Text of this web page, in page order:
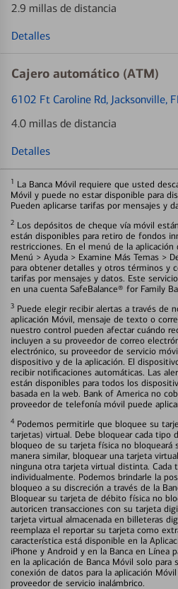
2.9 millas de distancia
Detalles
Cajero automático (ATM)
6102 Ft Caroline Rd, Jacksonville,
4.0 millas de distancia
Detalles
1 La Banca Móvil requiere que usted
Móvil y puede no estar disponible para
Pueden aplicarse tarifas por mensajes y
2 Los depósitos de cheque vía móvil
están disponibles para retiro de fondos
restricciones. En el menú de la aplicación
Menú > Ayuda > Examine Más Temas >
para obtener detalles y otros términos y
tarifas por mensajes y datos. Este
en una cuenta SafeBalance® for Family
3 Puede elegir recibir alertas a través de
aplicación Móvil, mensaje de texto o
nuestro control pueden afectar cuándo
incluyen a su proveedor de correo
electrónico, su proveedor de servicio
dispositivo y de la aplicación. El
recibir notificaciones automáticas. Las
están disponibles para todos los
basada en la web. Bank of America no
proveedor de telefonía móvil puede
4 Podemos permitirle que bloquee su
tarjetas) virtual. Debe bloquear cada tipo
bloqueo de su tarjeta física no bloqueará
manera similar, bloquear una tarjeta
ninguna otra tarjeta virtual distinta. Cada
individualmente. Podemos brindarle la
bloqueo a su discreción a través de la
Bloquear su tarjeta de débito física no
autoricen transacciones con su tarjeta
tarjeta virtual almacenada en billeteras
reemplaza el reportar su tarjeta como
característica está disponible en la
iPhone y Android y en la Banca en Línea
en la aplicación de Banca Móvil solo
conexión de datos para la aplicación
proveedor de servicio inalámbrico.